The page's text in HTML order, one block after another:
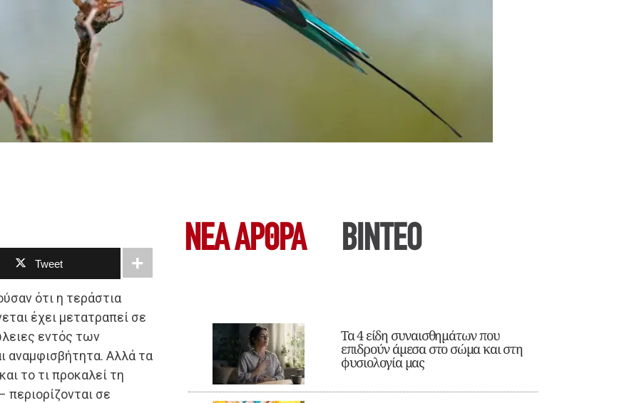
Tweet
ότι η τεράστια
έχει μετατραπεί σε
εντός των
αναμφισβήτητα. Αλλά τα
το τι προκαλεί τη
σε
ΝΕΑ ΆΡΘΡΑ ΒΙΝΤΕΟ
Τα 4 είδη συναισθημάτων που
επιδρούν άμεσα στο σώμα και στη
φυσιολογία μας